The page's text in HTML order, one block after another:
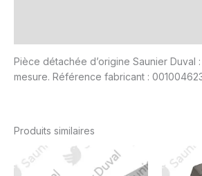
Pièce détachée d’origine Saunier Duval
mesure. Référence fabricant :
Produits similaires